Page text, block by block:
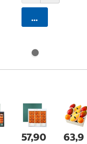
카트에 담기
57,90
63,9